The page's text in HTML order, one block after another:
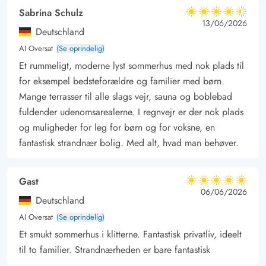
stisystem mellem Hvide Sande og Bjerregård. Og er man
lystfisker, er Hvide Sande et yndet fiskespot hele året rundt.
Sabrina Schulz
Deutschland
AI Oversat (Se oprindelig)
4.5 ud af 5
4.5 ud af 5
4.5 out of 5
13/06/2026
Et rummeligt, moderne lyst sommerhus med nok plads til
for eksempel bedsteforældre og familier med børn.
Mange terrasser til alle slags vejr, sauna og boblebad
fuldender udenomsarealerne. I regnvejr er der nok plads
og muligheder for leg for børn og for voksne, en
fantastisk strandnær bolig. Med alt, hvad man behøver.
Gast
Deutschland
AI Oversat (Se oprindelig)
5 ud af 5
5 ud af 5
5 out of 5
06/06/2026
Et smukt sommerhus i klitterne. Fantastisk privatliv, ideelt
til to familier. Strandnærheden er bare fantastisk